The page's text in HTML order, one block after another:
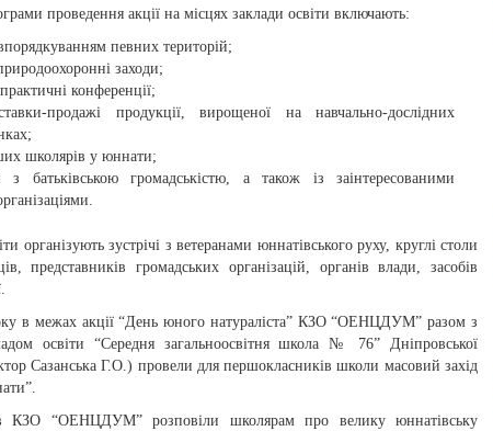
проведення акції на місцях заклади освіти включають:
певних територій;
заходи;
конференції;
продажі продукції, вирощеної на навчально-дослідних
школярів у юннати;
з батьківською громадськістю, а також із заінтересованими
організують зустрічі з ветеранами юннатівського руху, круглі столи
представників громадських організацій, органів влади, засобів
в межах акції “День юного натураліста” КЗО “ОЕНЦДУМ” разом з
освіти “Середня загальноосвітня школа № 76” Дніпровської
Сазанська Г.О.) провели для першокласників школи масовий захід
КЗО “ОЕНЦДУМ” розповіли школярам про велику юннатівську